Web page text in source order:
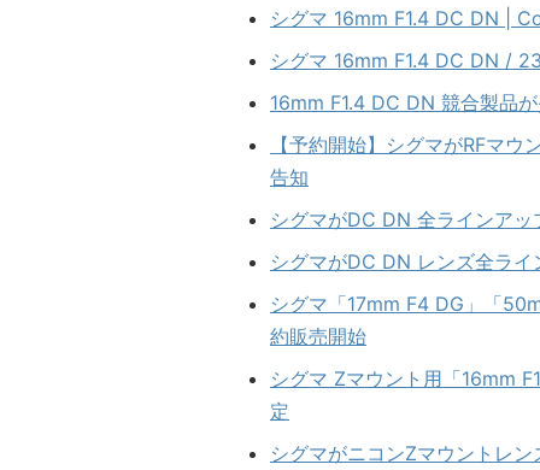
シグマ 16mm F1.4 DC DN |
シグマ 16mm F1.4 DC DN /
16mm F1.4 DC DN 競合製品
【予約開始】シグマがRFマ
告知
シグマがDC DN 全ラインア
シグマがDC DN レンズ全ラ
シグマ「17mm F4 DG」「
約販売開始
シグマ Zマウント用「16mm
定
シグマがニコンZマウントレ